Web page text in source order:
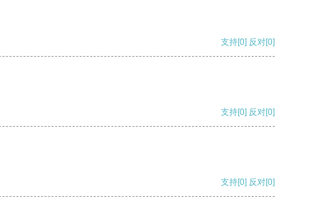
支持[0] 反对[0]
支持[0] 反对[0]
支持[0] 反对[0]